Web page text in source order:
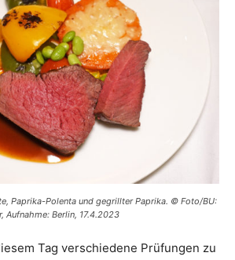
Paprika-Polenta und gegrillter Paprika. © Foto/BU:
Aufnahme: Berlin, 17.4.2023
Tag verschiedene Prüfungen zu